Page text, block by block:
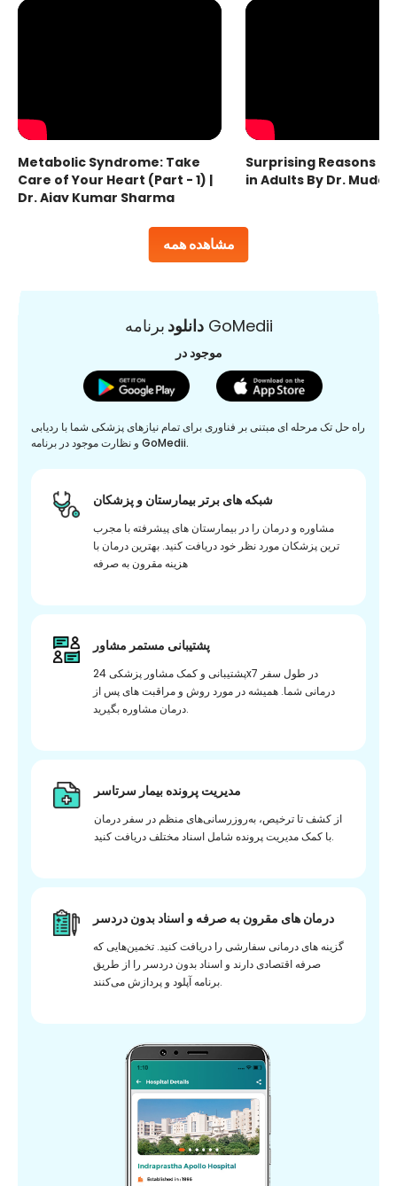
مشاهده همه
Metabolic Syndrome: Take
Care of Your Heart (Part - 1) |
Dr. Ajay Kumar Sharma
Surprising Reasons
in Adults By Dr.
دانلودبرنامه GoMedii
موجود در
راه حل تک مرحله ای مبتنی بر فناوری برای تمام نیازهای پزشکی شما با ردیابی
و نظارت موجود در برنامه GoMedii.
شبکه های برتر بیمارستان و پزشکان
مشاوره و درمان را در بیمارستان های پیشرفته با مجرب
ترین پزشکان مورد نظر خود دریافت کنید. بهترین درمان با
هزینه مقرون به صرفه
پشتیبانی مستمر مشاور
پشتیبانی و کمک مشاور پزشکی 24x7 در طول سفر
درمانی شما. همیشه در مورد روش و مراقبت های پس از
درمان مشاوره بگیرید.
مدیریت پرونده بیمار سرتاسر
از کشف تا ترخیص، به‌روزرسانی‌های منظم در سفر درمان
با کمک مدیریت پرونده شامل اسناد مختلف دریافت کنید.
درمان های مقرون به صرفه و اسناد بدون دردسر
گزینه های درمانی سفارشی را دریافت کنید. تخمین‌هایی که
صرفه اقتصادی دارند و اسناد بدون دردسر را از طریق
برنامه آپلود و پردازش می‌کنند.